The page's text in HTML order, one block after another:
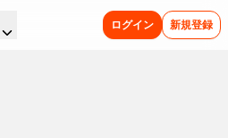
ログイン 新規登録